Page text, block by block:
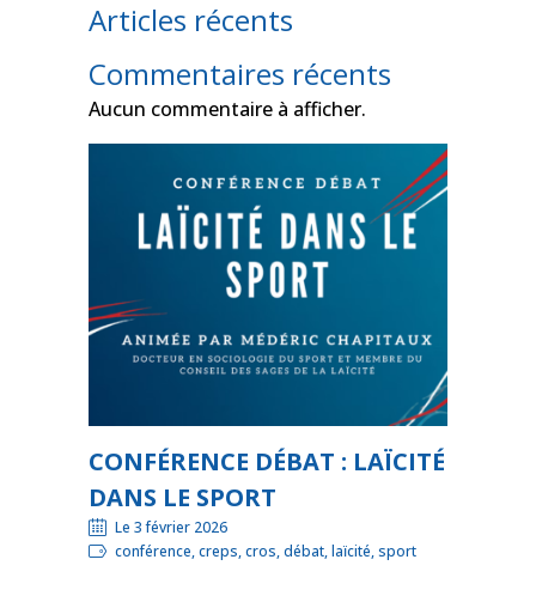
Articles récents
Commentaires récents
Aucun commentaire à afficher.
CONFÉRENCE DÉBAT : LAÏCITÉ
DANS LE SPORT
Le 3 février 2026
conférence, creps, cros, débat, laïcité, sport